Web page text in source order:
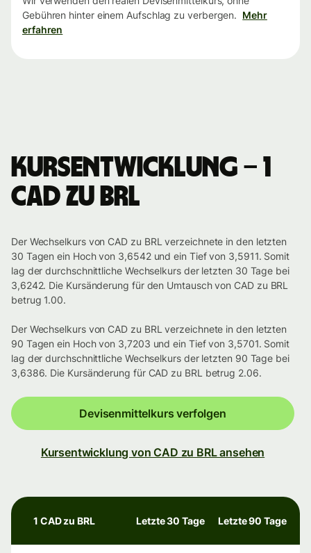
Gebühren hinter einem Aufschlag zu verbergen. Mehr
erfahren
Kursentwicklung – 1
CAD zu BRL
Der Wechselkurs von CAD zu BRL verzeichnete in den letzten
30 Tagen ein Hoch von 3,6542 und ein Tief von 3,5911. Somit
lag der durchschnittliche Wechselkurs der letzten 30 Tage bei
3,6242. Die Kursänderung für den Umtausch von CAD zu BRL
betrug 1.00.
Der Wechselkurs von CAD zu BRL verzeichnete in den letzten
90 Tagen ein Hoch von 3,7203 und ein Tief von 3,5701. Somit
lag der durchschnittliche Wechselkurs der letzten 90 Tage bei
3,6386. Die Kursänderung für CAD zu BRL betrug 2.06.
Devisenmittelkurs verfolgen
Kursentwicklung von CAD zu BRL ansehen
1 CAD zu BRL Letzte 30 Tage Letzte 90 Tage